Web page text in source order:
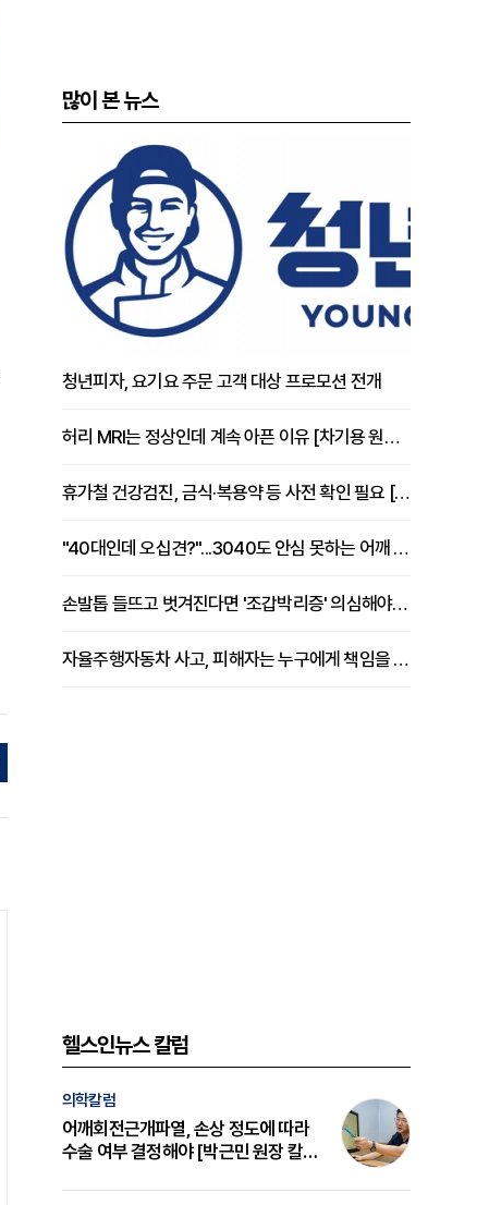
많이 본 뉴스
청년피자, 요기요 주문 고객 대상 프로모션 전개
허리 MRI는 정상인데 계속 아픈 이유 [차기용 원장 칼럼]
휴가철 건강검진, 금식·복용약 등 사전 확인 필요 [정도감 원장 칼럼]
"40대인데 오십견?"...3040도 안심 못하는 어깨 유착성 관절낭염
손발톱 들뜨고 벗겨진다면 '조갑박리증' 의심해야 [김철윤 원장 칼럼]
자율주행자동차 사고, 피해자는 누구에게 책임을 물을 수 있을까
헬스인뉴스 칼럼
의학칼럼
어깨회전근개파열, 손상 정도에 따라
수술 여부 결정해야 [박근민 원장 칼